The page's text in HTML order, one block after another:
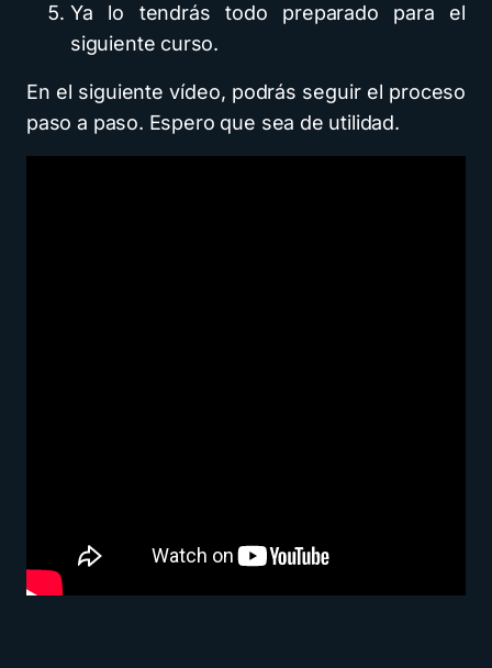
Ya lo tendrás todo preparado para el
siguiente curso.
En el siguiente vídeo, podrás seguir el proceso
paso a paso. Espero que sea de utilidad.